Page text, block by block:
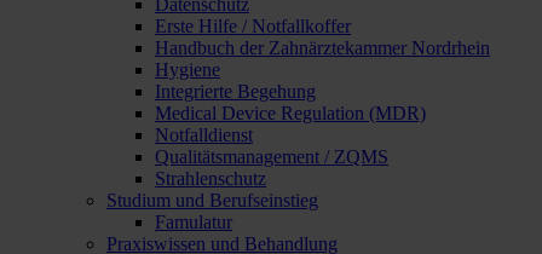
Datenschutz
Erste Hilfe / Notfallkoffer
Handbuch der Zahnärztekammer Nordrhein
Hygiene
Integrierte Begehung
Medical Device Regulation (MDR)
Notfalldienst
Qualitätsmanagement / ZQMS
Strahlenschutz
Studium und Berufseinstieg
Famulatur
Praxiswissen und Behandlung